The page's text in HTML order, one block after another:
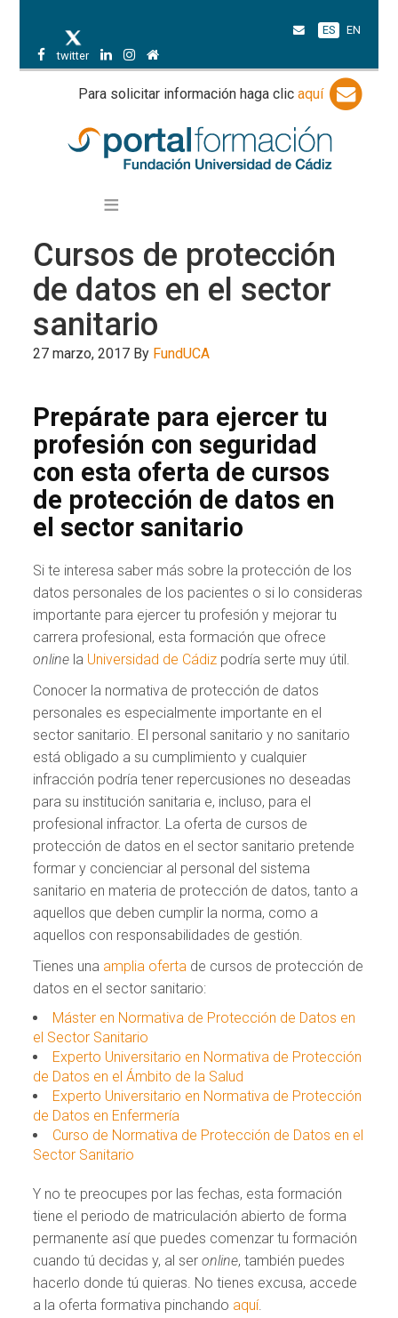
twitter
ES EN
Para solicitar información haga clic aquí
Cursos de protección
de datos en el sector
sanitario
27 marzo, 2017 By FundUCA
Prepárate para ejercer tu
profesión con seguridad
con esta oferta de cursos
de protección de datos en
el sector sanitario
Si te interesa saber más sobre la protección de los
datos personales de los pacientes o si lo consideras
importante para ejercer tu profesión y mejorar tu
carrera profesional, esta formación que ofrece
online la Universidad de Cádiz podría serte muy útil.
Conocer la normativa de protección de datos
personales es especialmente importante en el
sector sanitario. El personal sanitario y no sanitario
está obligado a su cumplimiento y cualquier
infracción podría tener repercusiones no deseadas
para su institución sanitaria e, incluso, para el
profesional infractor. La oferta de cursos de
protección de datos en el sector sanitario pretende
formar y concienciar al personal del sistema
sanitario en materia de protección de datos, tanto a
aquellos que deben cumplir la norma, como a
aquellos con responsabilidades de gestión.
Tienes una amplia oferta de cursos de protección de
datos en el sector sanitario:
Máster en Normativa de Protección de Datos en
el Sector Sanitario
Experto Universitario en Normativa de Protección
de Datos en el Ámbito de la Salud
Experto Universitario en Normativa de Protección
de Datos en Enfermería
Curso de Normativa de Protección de Datos en el
Sector Sanitario
Y no te preocupes por las fechas, esta formación
tiene el periodo de matriculación abierto de forma
permanente así que puedes comenzar tu formación
cuando tú decidas y, al seronline, también puedes
hacerlo donde tú quieras. No tienes excusa, accede
a la oferta formativa pinchando aquí.